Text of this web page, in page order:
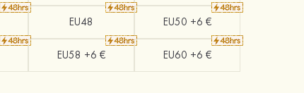
EU48 EU50 +6 €
EU58 +6 € EU60 +6 €